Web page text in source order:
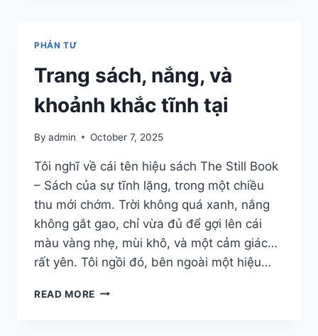
THỂ
THAY
ĐỔI
ĐỜI
PHẢN TƯ
Trang sách, nắng, và
khoảnh khắc tĩnh tại
By admin October 7, 2025
Tôi nghĩ về cái tên hiệu sách The Still Book
– Sách của sự tĩnh lặng, trong một chiều
thu mới chớm. Trời không quá xanh, nắng
không gắt gao, chỉ vừa đủ để gợi lên cái
màu vàng nhẹ, mùi khô, và một cảm giác…
rất yên. Tôi ngồi đó, bên ngoài một hiệu…
READ MORE TRANG